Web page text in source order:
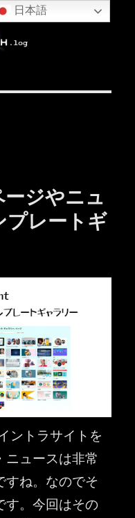
ジやニュ
プレートギ
ントラサイトを
ニュースは非常
すね。なのでそ
す。今回はその
日本語